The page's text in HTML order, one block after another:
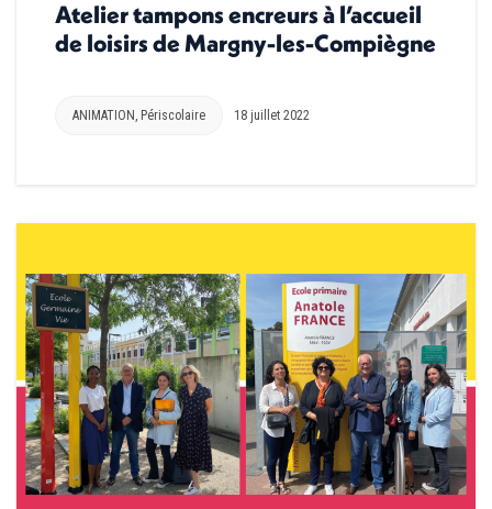
Atelier tampons encreurs à l’accueil
de loisirs de Margny-les-Compiègne
ANIMATION , Périscolaire 18 juillet 2022